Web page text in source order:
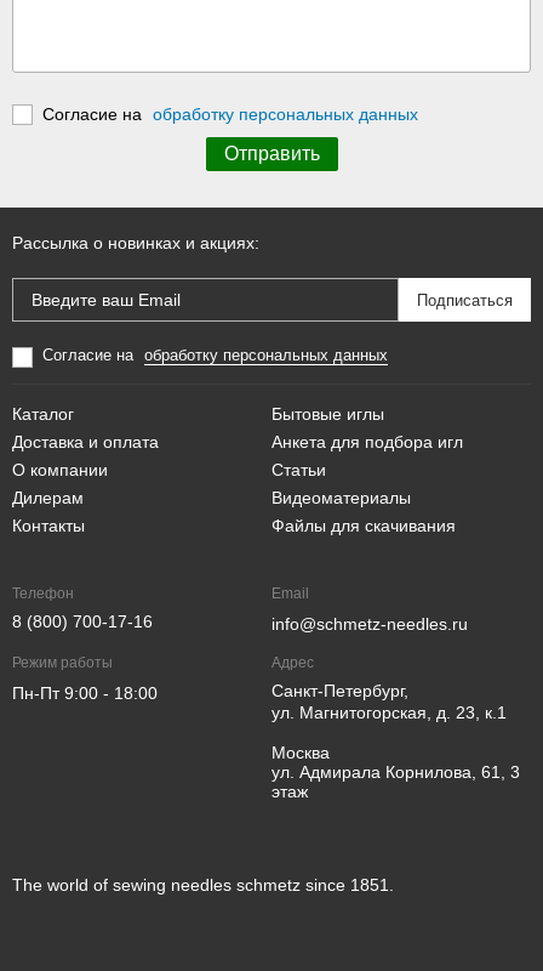
Согласие на обработку персональных данных
The world of sewing needles schmetz since 1851.
Рассылка о новинках и акциях:
Согласие на обработку персональных данных
Каталог
Доставка и оплата
О компании
Дилерам
Контакты
Бытовые иглы
Анкета для подбора игл
Статьи
Видеоматериалы
Файлы для скачивания
Телефон
8 (800) 700-17-16
Email
info@schmetz-needles.ru
Режим работы
Пн-Пт 9:00 - 18:00
Адрес
Санкт-Петербург,
ул. Магнитогорская, д. 23, к.1
Москва
ул. Адмирала Корнилова, 61, 3
этаж